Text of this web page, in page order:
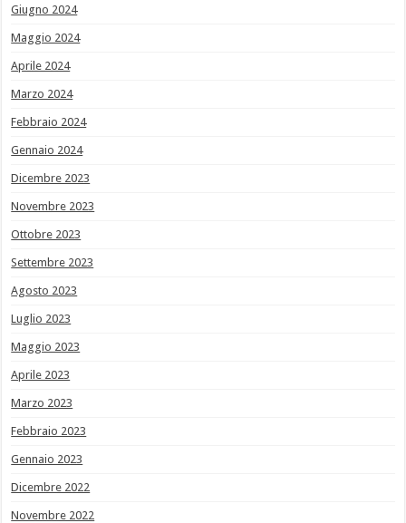
Giugno 2024
Maggio 2024
Aprile 2024
Marzo 2024
Febbraio 2024
Gennaio 2024
Dicembre 2023
Novembre 2023
Ottobre 2023
Settembre 2023
Agosto 2023
Luglio 2023
Maggio 2023
Aprile 2023
Marzo 2023
Febbraio 2023
Gennaio 2023
Dicembre 2022
Novembre 2022